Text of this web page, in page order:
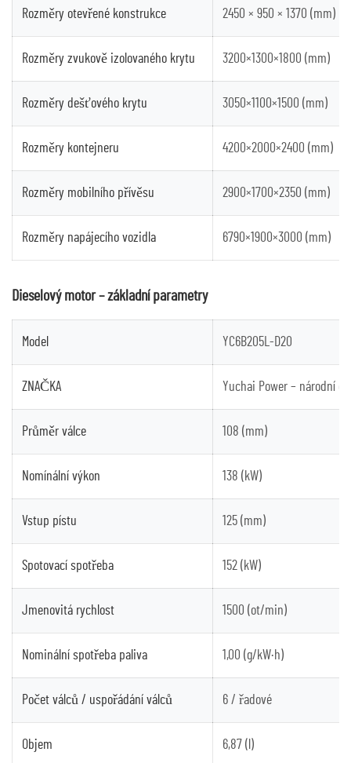
Rozměry otevřené konstrukce 2450 × 950 × 1370 (mm)
Rozměry zvukově izolovaného krytu 3200×1300×1800 (mm)
Rozměry dešťového krytu 3050×1100×1500 (mm)
Rozměry kontejneru 4200×2000×2400 (mm)
Rozměry mobilního přívěsu 2900×1700×2350 (mm)
Rozměry napájecího vozidla 6790×1900×3000 (mm)
Dieselový motor – základní parametry
Model YC6B205L-D20
ZNAČKA Yuchai Power – národní
Průměr válce 108 (mm)
Nomínální výkon 138 (kW)
Vstup pístu 125 (mm)
Spotovací spotřeba 152 (kW)
Jmenovitá rychlost 1500 (ot/min)
Nominální spotřeba paliva 1,00 (g/kW·h)
Počet válců / uspořádání válců 6 / řadové
Objem 6,87 (l)